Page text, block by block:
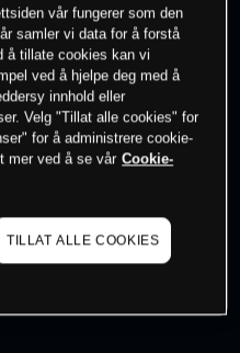
-
30 dager
-
konto
vår fungerer som den
samler vi data for å forstå
å tillate cookies kan vi
ved å hjelpe deg med å
innhold eller
Velg "Tillat alle cookies" for
for å administrere cookie-
mer ved å se vår Cookie-
TILLAT ALLE COOKIES